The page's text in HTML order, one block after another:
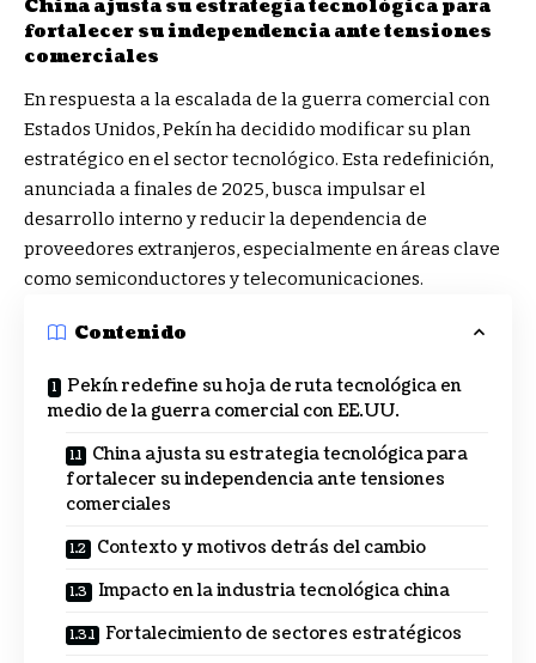
China ajusta su estrategia tecnológica para
fortalecer su independencia ante tensiones
comerciales
En respuesta a la escalada de la guerra comercial con
Estados Unidos, Pekín ha decidido modificar su plan
estratégico en el sector tecnológico. Esta redefinición,
anunciada a finales de 2025, busca impulsar el
desarrollo interno y reducir la dependencia de
proveedores extranjeros, especialmente en áreas clave
como semiconductores y telecomunicaciones.
Contenido
Pekín redefine su hoja de ruta tecnológica en
medio de la guerra comercial con EE.UU.
China ajusta su estrategia tecnológica para
fortalecer su independencia ante tensiones
comerciales
Contexto y motivos detrás del cambio
Impacto en la industria tecnológica china
Fortalecimiento de sectores estratégicos